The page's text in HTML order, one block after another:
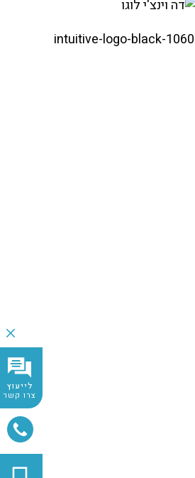
לייעוץ
צרו קשר